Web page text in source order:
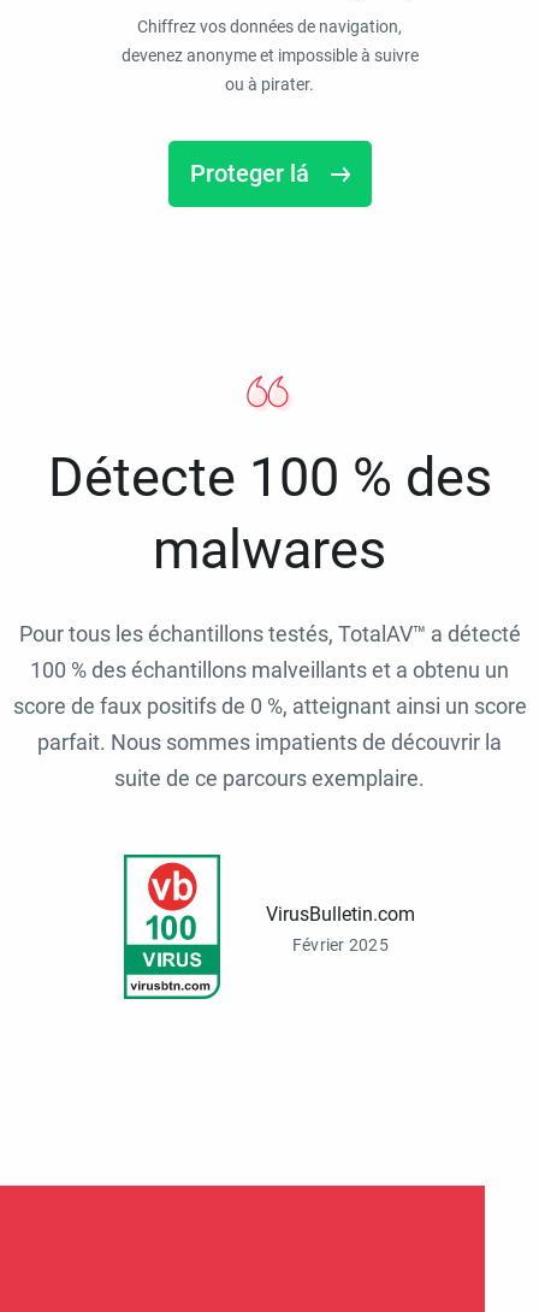
Chiffrez vos données de navigation,
devenez anonyme et impossible à suivre
ou à pirater.
Proteger lá
Détecte 100 % des
malwares
Pour tous les échantillons testés, TotalAV™ a détecté
100 % des échantillons malveillants et a obtenu un
score de faux positifs de 0 %, atteignant ainsi un score
parfait. Nous sommes impatients de découvrir la
suite de ce parcours exemplaire.
VirusBulletin.com
Février 2025